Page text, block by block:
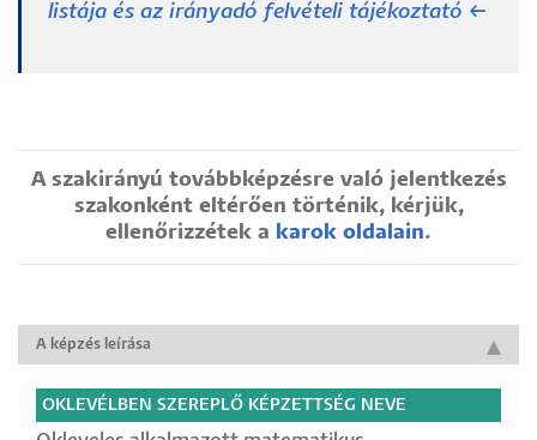
listája és az irányadó felvételi tájékoztató ←
A szakirányú továbbképzésre való jelentkezés
szakonként eltérően történik, kérjük,
ellenőrizzétek a karok oldalain.
A képzés leírása
OKLEVÉLBEN SZEREPLŐ KÉPZETTSÉG NEVE